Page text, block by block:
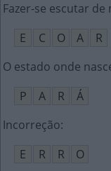
Fazer-se escutar
E
C O A
R
O estado onde
P
A R
Á
Incorreção:
E
R R
O